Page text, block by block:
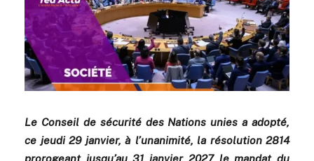
Le Conseil de sécurité des Nations unies a adopté,
ce jeudi 29 janvier, à l’unanimité, la résolution 2814